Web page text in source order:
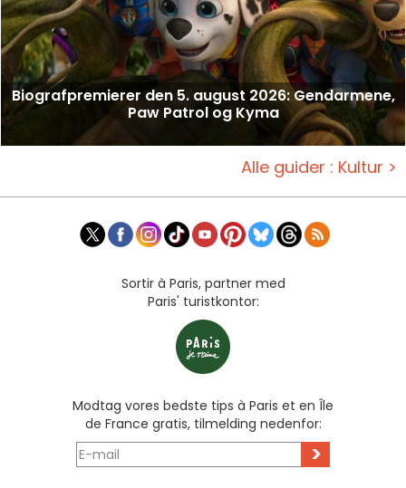
Biografpremierer den 5. august 2026: Gendarmene,
Paw Patrol og Kyma
Alle guider : Kultur >
Sortir à Paris, partner med
Paris' turistkontor:
Modtag vores bedste tips à Paris et en Île
de France gratis, tilmelding nedenfor:
>